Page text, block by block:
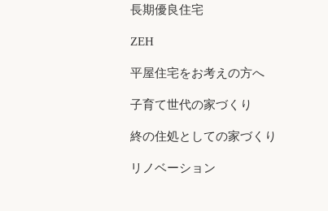
長期優良住宅
ZEH
平屋住宅をお考えの方へ
子育て世代の家づくり
終の住処としての家づくり
リノベーション